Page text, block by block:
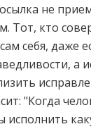
не
Тот, кто
себя, даже
а
"Когда
исполнить